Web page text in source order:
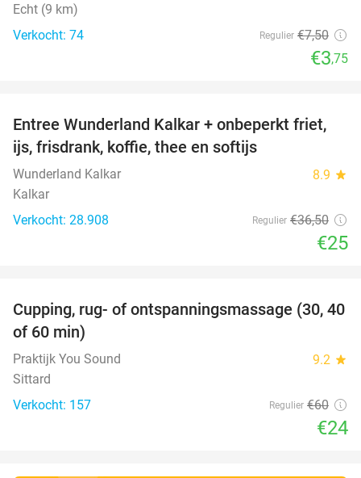
Echt (9 km)
Verkocht: 74
Regulier €7,50
€3,75
32%
Entree Wunderland Kalkar + onbeperkt friet,
ijs, frisdrank, koffie, thee en softijs
Wunderland Kalkar 8.9 star
Kalkar
Verkocht: 28.908
Regulier €36,50
€25
60%
Cupping, rug- of ontspanningsmassage (30, 40
of 60 min)
Praktijk You Sound 9.2 star
Sittard
Verkocht: 157
Regulier €60
€24